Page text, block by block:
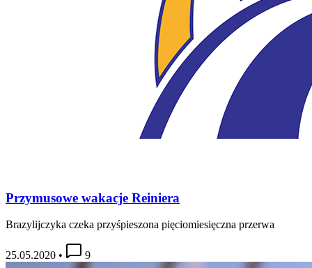
Przymusowe wakacje Reiniera
Brazylijczyka czeka przyśpieszona pięciomiesięczna przerwa
25.05.2020 • 9